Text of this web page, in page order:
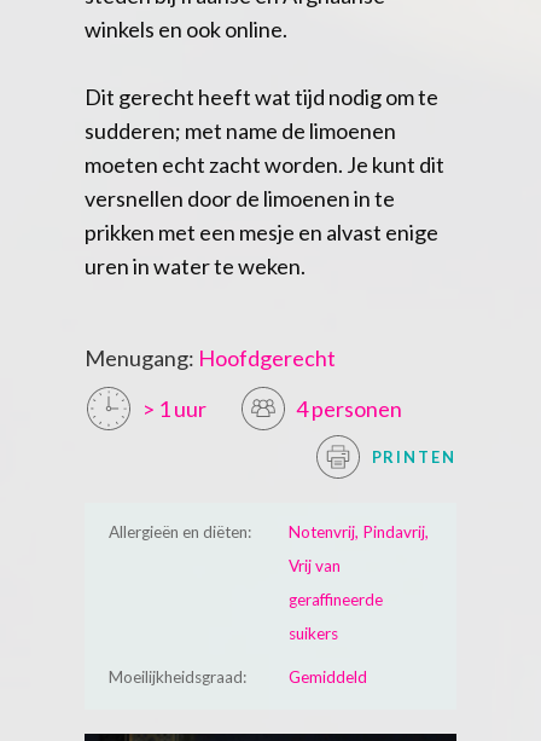
winkels en ook online.
Dit gerecht heeft wat tijd nodig om te
sudderen; met name de limoenen
moeten echt zacht worden. Je kunt dit
versnellen door de limoenen in te
prikken met een mesje en alvast enige
uren in water te weken.
Menugang: Hoofdgerecht
> 1 uur
4 personen
PRINTEN
Allergieën en diëten:
Notenvrij, Pindavrij,
Vrij van
geraffineerde
suikers
Moeilijkheidsgraad: Gemiddeld